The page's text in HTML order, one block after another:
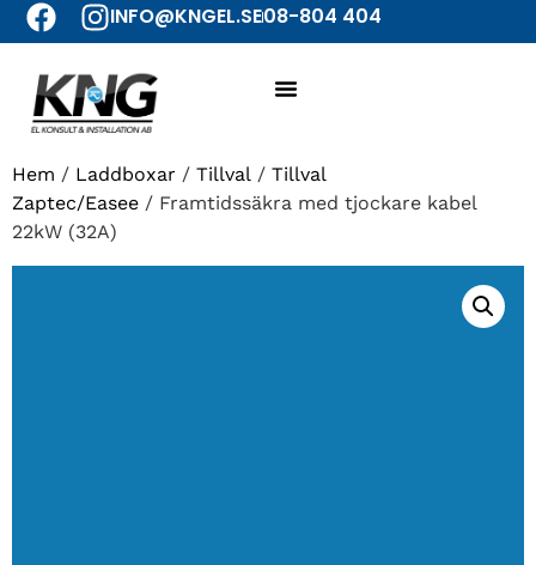
INFO@KNGEL.SE08-804 404
Hem / Laddboxar / Tillval / Tillval
Zaptec/Easee / Framtidssäkra med tjockare kabel
22kW (32A)